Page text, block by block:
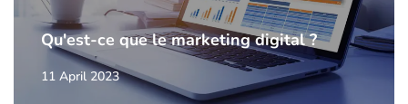
Qu'est-ce que le marketing digital ?
11 April 2023